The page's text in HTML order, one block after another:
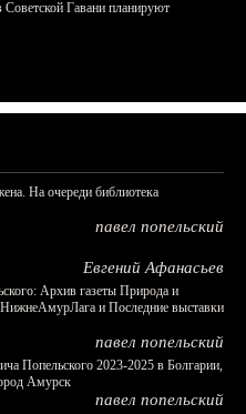
Гавани планируют
На очереди библиотека
павел попельский
Евгений Афанасьев
Архив газеты Природа и
НижнеАмурЛага и Последние выставки
павел попельский
Попельского 2023-2025 в Болгарии,
Амурск
павел попельский